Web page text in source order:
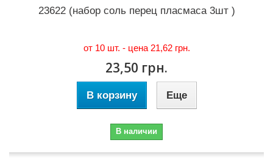
23622 (набор соль перец пласмаса 3шт )
от 10 шт. - цена 21,62 грн.
23,50 грн.
В корзину Еще
В наличии